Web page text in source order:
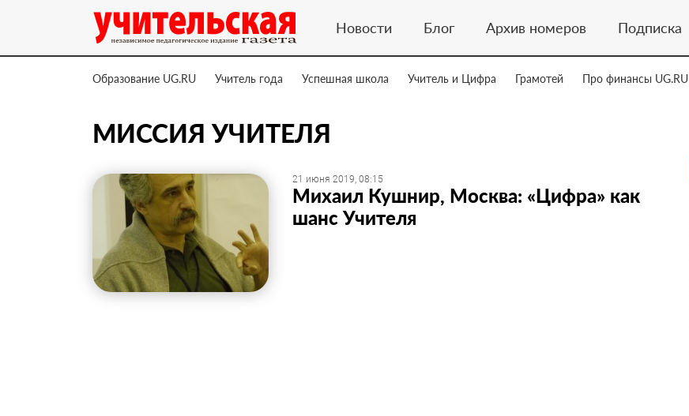
Новости Блог Архив номеров Подписка
Образование UG.RU Учитель года Успешная школа Учитель и Цифра Грамотей Про финансы UG.RU
МИССИЯ УЧИТЕЛЯ
21 июня 2019, 08:15
Михаил Кушнир, Москва: «Цифра» как
шанс Учителя